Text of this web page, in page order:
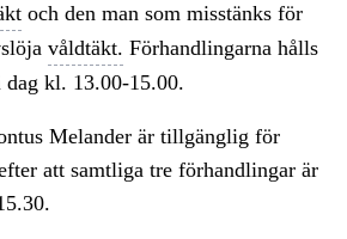
och den man som misstänks för
våldtäkt. Förhandlingarna hålls
dag kl. 13.00-15.00.
Melander är tillgänglig för
att samtliga tre förhandlingar är